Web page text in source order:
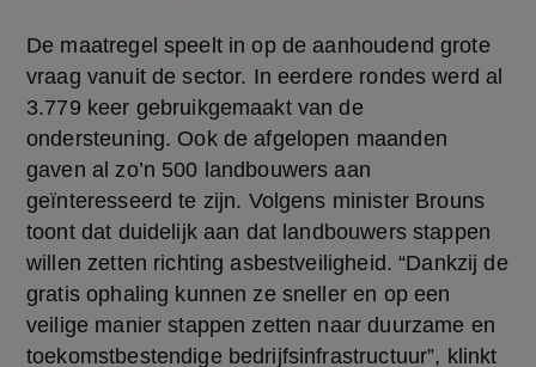
De maatregel speelt in op de aanhoudend grote
vraag vanuit de sector. In eerdere rondes werd al
3.779 keer gebruikgemaakt van de
ondersteuning. Ook de afgelopen maanden
gaven al zo’n 500 landbouwers aan
geïnteresseerd te zijn. Volgens minister Brouns
toont dat duidelijk aan dat landbouwers stappen
willen zetten richting asbestveiligheid. “Dankzij de
gratis ophaling kunnen ze sneller en op een
veilige manier stappen zetten naar duurzame en
toekomstbestendige bedrijfsinfrastructuur”, klinkt